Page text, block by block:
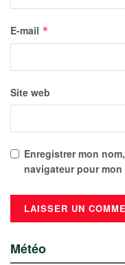
E-mail *
Site web
Enregistrer mon
navigateur pour
Météo